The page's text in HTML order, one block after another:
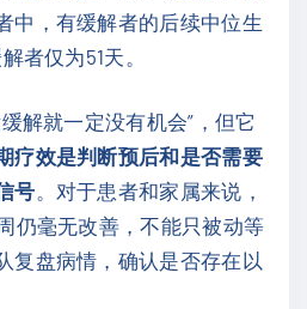
中，有缓解者的后续中位生
者仅为51天。
解就一定没有机会”，但它
疗效是判断预后和是否需要
号。对于患者和家属来说，
仍毫无改善，不能只被动等
复盘病情，确认是否存在以